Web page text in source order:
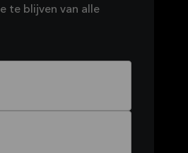
te blijven van alle